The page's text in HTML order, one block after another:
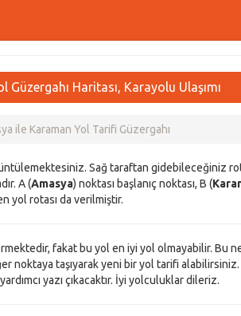
Haritası, Karayolu Ulaşımı
ile Karaman Yol Tarifi Güzergahı
Sağ taraftan gidebileceğiniz
A (Amasya) noktası başlanıç noktası, B (
yol rotası da verilmiştir.
fakat bu yol en iyi yol olmayabilir. Bu
noktaya taşıyarak yeni bir yol tarifi alabilirsiniz.
yazı çıkacaktır. İyi yolculuklar dileriz.